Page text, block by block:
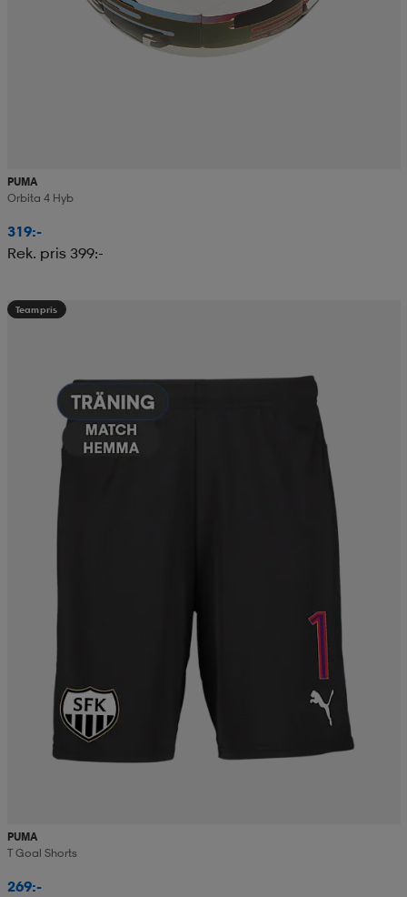
PUMA
Orbita 4 Hyb
319:-
Rek. pris 399:-
Teampris
PUMA
T Goal Shorts
269:-